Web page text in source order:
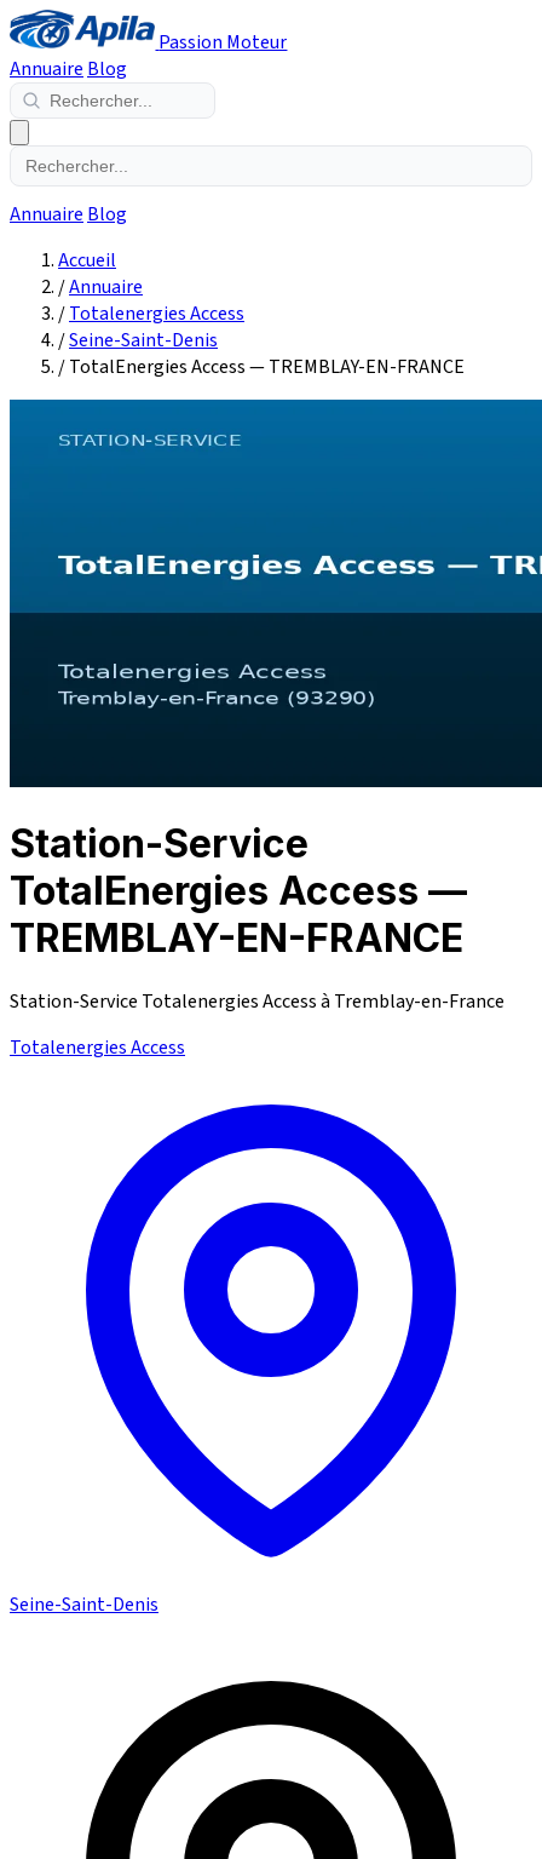
Passion Moteur
Annuaire Blog
Annuaire Blog
Accueil
/Annuaire
/Totalenergies Access
/Seine-Saint-Denis
/TotalEnergies Access — TREMBLAY-EN-FRANCE
Station-Service
TotalEnergies Access —
TREMBLAY-EN-FRANCE
Station-Service Totalenergies Access à Tremblay-en-France
Totalenergies Access
Seine-Saint-Denis